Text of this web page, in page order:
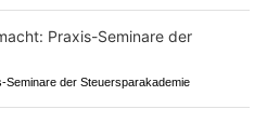
der Steuersparakademie